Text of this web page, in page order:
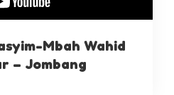
Mbah Wahid
– Jombang